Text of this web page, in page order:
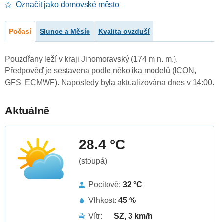
Označit jako domovské město
Počasí Slunce a Měsíc Kvalita ovzduší
Pouzdřany leží v kraji Jihomoravský (174 m n. m.).
Předpověď je sestavena podle několika modelů (ICON,
GFS, ECMWF). Naposledy byla aktualizována dnes v 14:00.
Aktuálně
28.4 °C
(stoupá)
Pocitově: 32 °C
Vlhkost: 45 %
Vítr:
SZ, 3 km/h